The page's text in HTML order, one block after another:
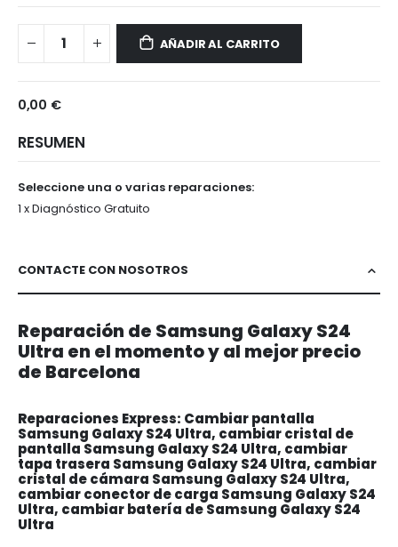
Galaxy
AÑADIR AL CARRITO
0,00 €
RESUMEN
Seleccione una o varias reparaciones:
1 x Diagnóstico Gratuito
CONTACTE CON NOSOTROS
Reparación de Samsung Galaxy S24
Ultra en el momento y al mejor precio
de Barcelona
Reparaciones Express: Cambiar pantalla
Samsung Galaxy S24 Ultra, cambiar cristal de
pantalla Samsung Galaxy S24 Ultra, cambiar
tapa trasera Samsung Galaxy S24 Ultra, cambiar
cristal de cámara Samsung Galaxy S24 Ultra,
cambiar conector de carga Samsung Galaxy S24
Ultra, cambiar batería de Samsung Galaxy S24
Ultra